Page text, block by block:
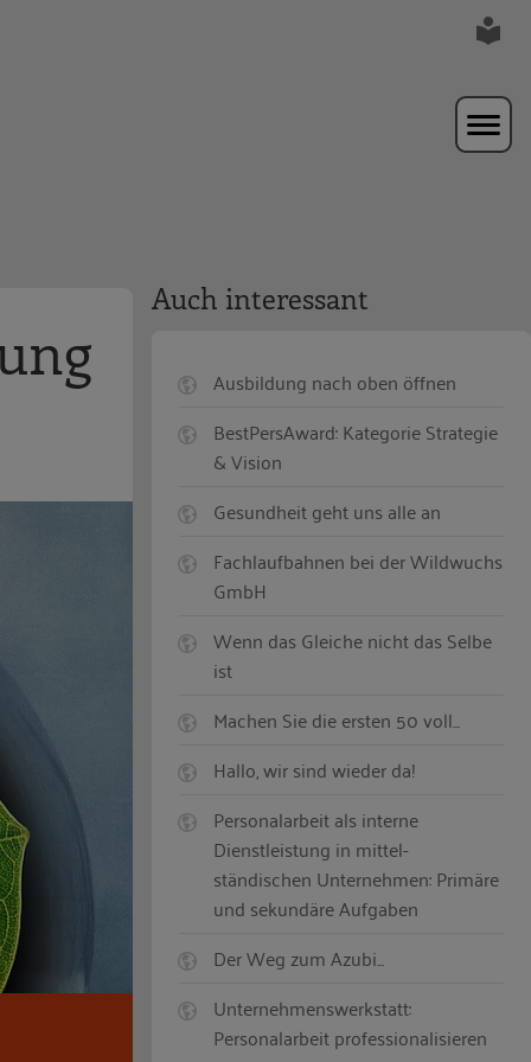
Auch interessant
Ausbildung nach oben öffnen
BestPersAward: Kategorie Strategie
& Vision
Gesundheit geht uns alle an
Fachlaufbahnen bei der Wildwuchs
GmbH
Wenn das Gleiche nicht das Selbe
ist
Machen Sie die ersten 50 voll...
Hallo, wir sind wieder da!
Personalarbeit als interne
Dienstleistung in mittel-
ständischen Unternehmen: Primäre
und sekundäre Aufgaben
Der Weg zum Azubi...
Unternehmenswerkstatt:
Personalarbeit professionalisieren